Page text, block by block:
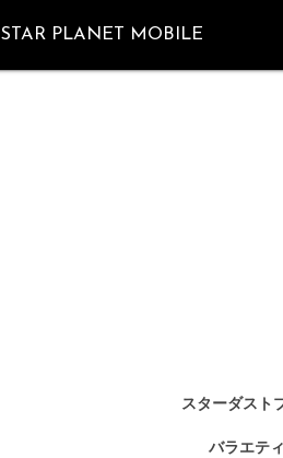
STAR PLANET MOBILE
スターダスト
バラエテ